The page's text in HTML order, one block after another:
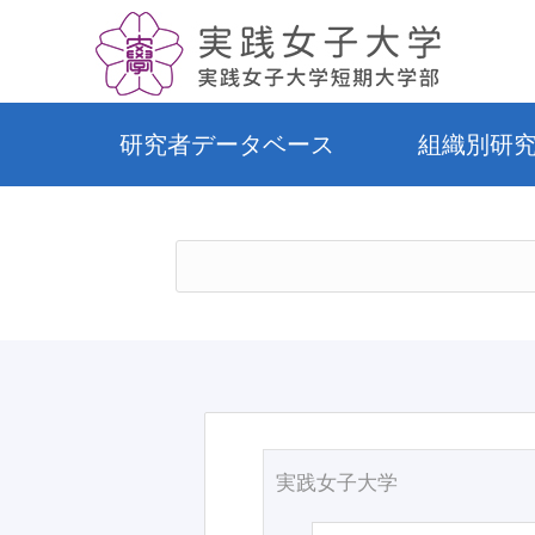
研究者データベース 組織別研
実践女子大学